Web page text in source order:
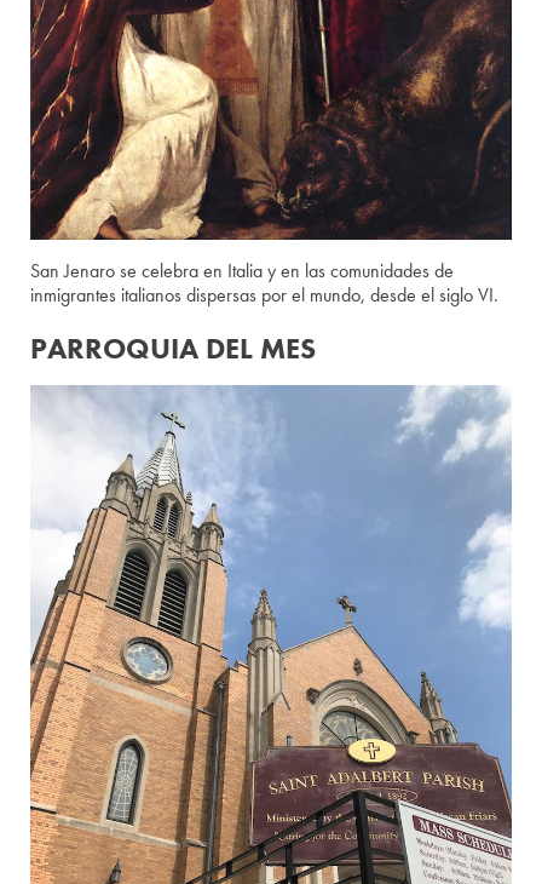
San Jenaro se celebra en Italia y en las comunidades de
inmigrantes italianos dispersas por el mundo, desde el siglo VI.
PARROQUIA DEL MES